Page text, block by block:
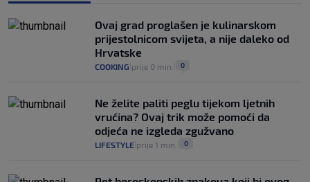
Analitičar o Mostu: Oni su u yin-yang
poziciji i imaju drugog najpoznatijeg
bravara u povijesti Hrvatske
Ovaj grad proglašen je kulinarskom
prijestolnicom svijeta, a nije daleko od
Hrvatske
COOKING prije 0 min. 0
Ne želite paliti peglu tijekom ljetnih
vrućina? Ovaj trik može pomoći da
odjeća ne izgleda zgužvano
LIFESTYLE prije 1 min. 0